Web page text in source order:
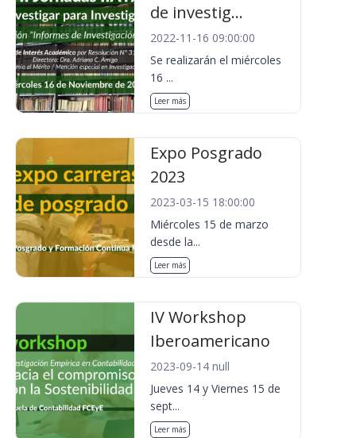
de investig...
2022-11-16 09:00:00
Se realizarán el miércoles
16 ...
Leer más
Expo Posgrado
2023
2023-03-15 18:00:00
Miércoles 15 de marzo
desde la...
Leer más
IV Workshop
Iberoamericano
2023-09-14 null
Jueves 14 y Viernes 15 de
sept...
Leer más